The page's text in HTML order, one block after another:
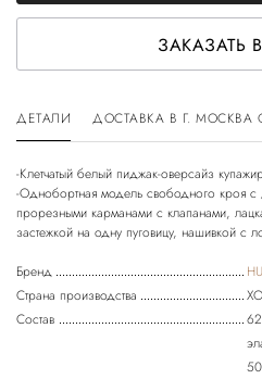
ЗАКАЗАТЬ
ДЕТАЛИ ДОСТАВКА В Г. МОСКВА
-Клетчатый белый пиджак-оверсайз
-Однобортная модель свободного кроя с
прорезными карманами с клапанами,
Бренд
Страна производства
Состав